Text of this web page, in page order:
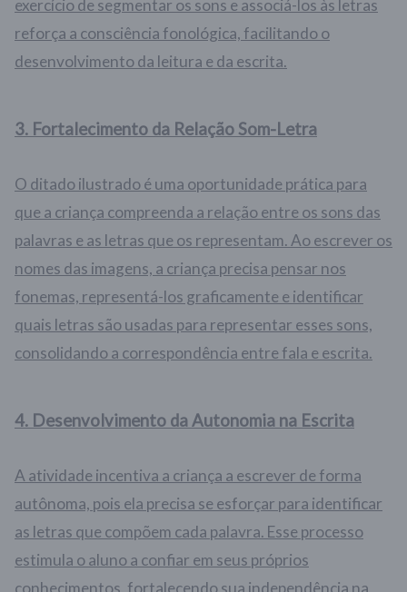
exercício de segmentar os sons e associá-los às letras
reforça a consciência fonológica, facilitando o
desenvolvimento da leitura e da escrita.
3. Fortalecimento da Relação Som-Letra
O ditado ilustrado é uma oportunidade prática para
que a criança compreenda a relação entre os sons das
palavras e as letras que os representam. Ao escrever os
nomes das imagens, a criança precisa pensar nos
fonemas, representá-los graficamente e identificar
quais letras são usadas para representar esses sons,
consolidando a correspondência entre fala e escrita.
4. Desenvolvimento da Autonomia na Escrita
A atividade incentiva a criança a escrever de forma
autônoma, pois ela precisa se esforçar para identificar
as letras que compõem cada palavra. Esse processo
estimula o aluno a confiar em seus próprios
conhecimentos, fortalecendo sua independência na